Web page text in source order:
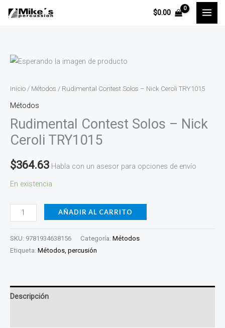
$0.00
Inicio / Métodos / Rudimental Contest Solos – Nick Ceroli TRY1015
Métodos
Rudimental Contest Solos – Nick
Ceroli TRY1015
$364.63 Habla con un asesor para opciones de envío
En existencia
Rudimental
Solos
-
Ceroli
TRY1015
AÑADIR AL CARRITO
SKU: 9781934638156 Categoría: Métodos
Etiqueta: Métodos, percusión
Descripción